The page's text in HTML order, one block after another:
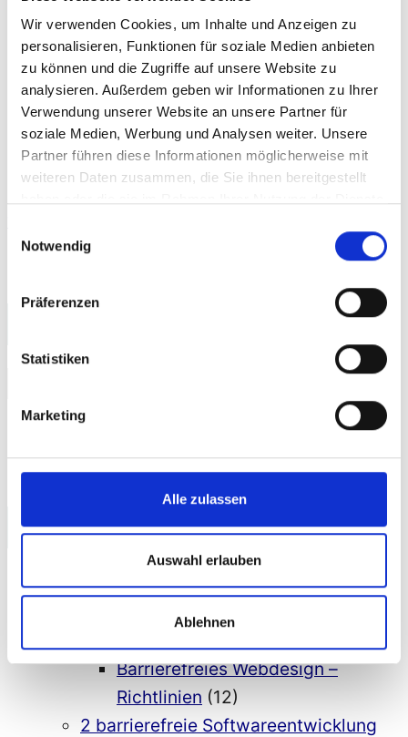
Wir verwenden Cookies, um Inhalte und Anzeigen zu
personalisieren, Funktionen für soziale Medien anbieten
zu können und die Zugriffe auf unsere Website zu
analysieren. Außerdem geben wir Informationen zu Ihrer
Verwendung unserer Website an unsere Partner für
soziale Medien, Werbung und Analysen weiter. Unsere
Partner führen diese Informationen möglicherweise mit
weiteren Daten zusammen, die Sie ihnen bereitgestellt
Notwendig
Präferenzen
Statistiken
Marketing
Alle zulassen
Auswahl erlauben
Ablehnen
barrierefreie Webseiten / Websites /
Internetseiten oder accessibility
(=Zugänglichkeit) bei Webauftritten oder
behindertengerechtes Webdesign anstelle von
barrierefreies Webdesign vor. Dies meint aber
das Gleiche.
Webdesign
Ausführliche
und
nach:
Kategorien
1 Aktuelles(76)
2 Barrierefreiheit, Accessibility
Barrierefreies Webdesign –
Richtlinien (12)
2 barrierefreie Softwareentwicklung